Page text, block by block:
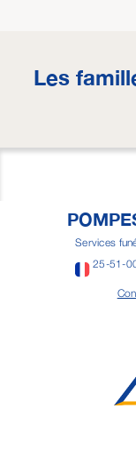
Les
Services
25-51-